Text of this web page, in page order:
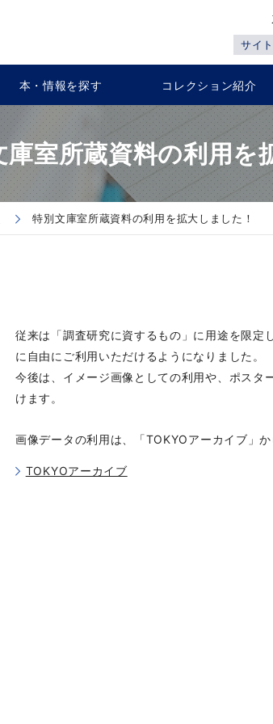
サイ
本・情報を探す コレクション紹介
庫室所蔵資料の利用を
特別文庫室所蔵資料の利用を拡大しました！
従来は「調査研究に資するもの」に用途を限定
に自由にご利用いただけるようになりました。
今後は、イメージ画像としての利用や、ポスタ
けます。
画像データの利用は、「TOKYOアーカイブ」
TOKYOアーカイブ